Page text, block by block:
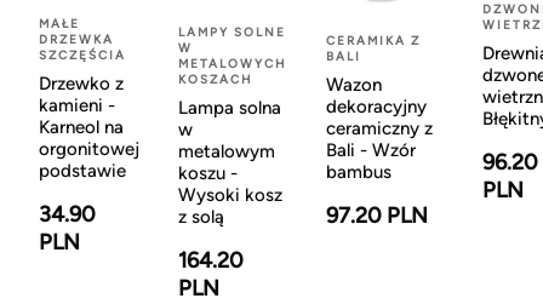
MAŁE
DRZEWKA
SZCZĘŚCIA
Drzewko z
kamieni -
Karneol na
orgonitowej
podstawie
34.90
PLN
LAMPY SOLNE
W
METALOWYCH
KOSZACH
Lampa solna
w
metalowym
koszu -
Wysoki kosz
z solą
164.20
PLN
CERAMIKA Z
BALI
Wazon
dekoracyjny
ceramiczny z
Bali - Wzór
bambus
97.20 PLN
96.20
PLN